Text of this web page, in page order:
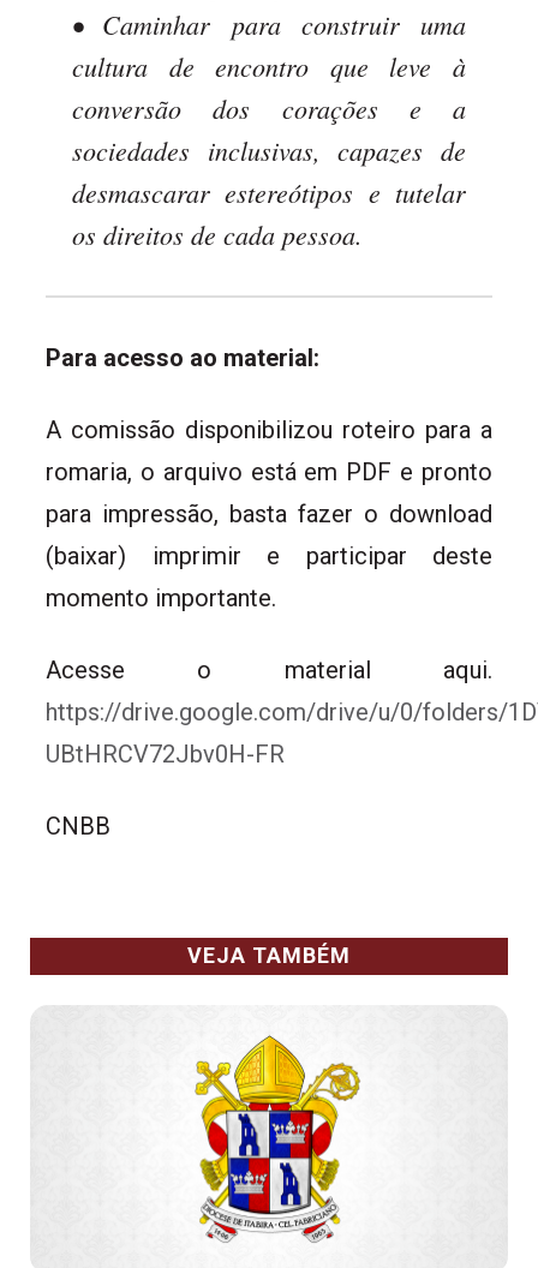
• Caminhar para construir uma
cultura de encontro que leve à
conversão dos corações e a
sociedades inclusivas, capazes de
desmascarar estereótipos e tutelar
os direitos de cada pessoa.
Para acesso ao material:
A comissão disponibilizou roteiro para a
romaria, o arquivo está em PDF e pronto
para impressão, basta fazer o download
(baixar) imprimir e participar deste
momento importante.
Acesse o material aqui.
https://drive.google.com/drive/u/0/folders/
UBtHRCV72Jbv0H-FR
CNBB
VEJA TAMBÉM